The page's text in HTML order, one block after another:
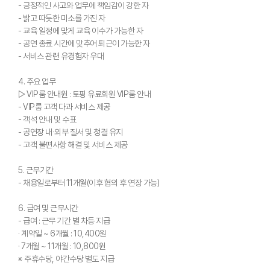
- 긍정적인 사고와 업무에 책임감이 강한 자
- 밝고 따듯한 미소를 가진 자
- 교육 일정에 맞게 교육 이수가 가능한 자
- 공연 종료 시간에 맞추어 퇴근이 가능한 자
- 서비스 관련 유경험자 우대
4. 주요 업무
▷ VIP룸 안내원 : 토핑 유료회원 VIP룸 안내
- VIP룸 고객 다과 서비스 제공
- 객석 안내 및 수표
- 공연장 내∙외부 질서 및 청결 유지
- 고객 불편사항 해결 및 서비스 제공
5. 근무기간
- 채용일로부터 11개월(이후 협의 후 연장 가능)
6. 급여 및 근무시간
- 급여 : 근무 기간 별 차등 지급
· 계약일 ~ 6개월 : 10,400원
· 7개월 ~ 11개월 : 10,800원
※ 주휴수당, 야간수당 별도 지급